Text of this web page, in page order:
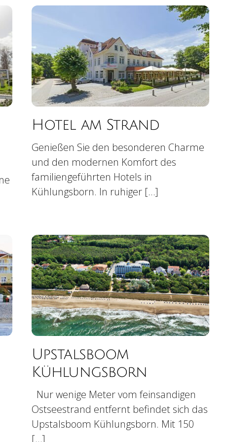
Hotel am Strand
Genießen Sie den besonderen Charme
und den modernen Komfort des
familiengeführten Hotels in
Kühlungsborn. In ruhiger […]
Upstalsboom
Kühlungsborn
Nur wenige Meter vom feinsandigen
Ostseestrand entfernt befindet sich das
Upstalsboom Kühlungsborn. Mit 150
[…]